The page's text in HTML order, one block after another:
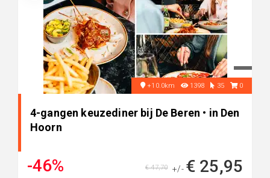
+10.0km 1398 35 0
4-gangen keuzediner bij De Beren • in Den
Hoorn
-46% +/- € 25,95
€ 47,70